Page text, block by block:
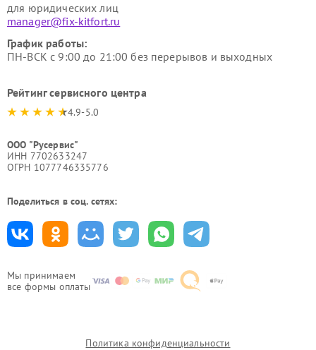
Мы принимаем
все формы оплаты
для юридических лиц
manager@fix-kitfort.ru
График работы:
ПН-ВСК с 9:00 до 21:00 без перерывов и выходных
Рейтинг сервисного центра
4.9-5.0
ООО "Русервис"
ИНН 7702633247
ОГРН 1077746335776
Поделиться в соц. сетях:
Политика конфиденциальности